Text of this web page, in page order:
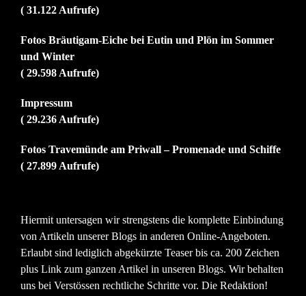
( 31.122 Aufrufe)
Fotos Bräutigam-Eiche bei Eutin und Plön im Sommer
und Winter
( 29.598 Aufrufe)
Impressum
( 29.236 Aufrufe)
Fotos Travemünde am Priwall – Promenade und Schiffe
( 27.899 Aufrufe)
Hiermit untersagen wir strengstens die komplette Einbindung
von Artikeln unserer Blogs in anderen Online-Angeboten.
Erlaubt sind lediglich abgekürzte Teaser bis ca. 200 Zeichen
plus Link zum ganzen Artikel in unseren Blogs. Wir behalten
uns bei Verstössen rechtliche Schritte vor. Die Redaktion!